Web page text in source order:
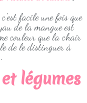
facile une fois que
de la mangue est
couleur que la chair
de le distinguer à
légumes